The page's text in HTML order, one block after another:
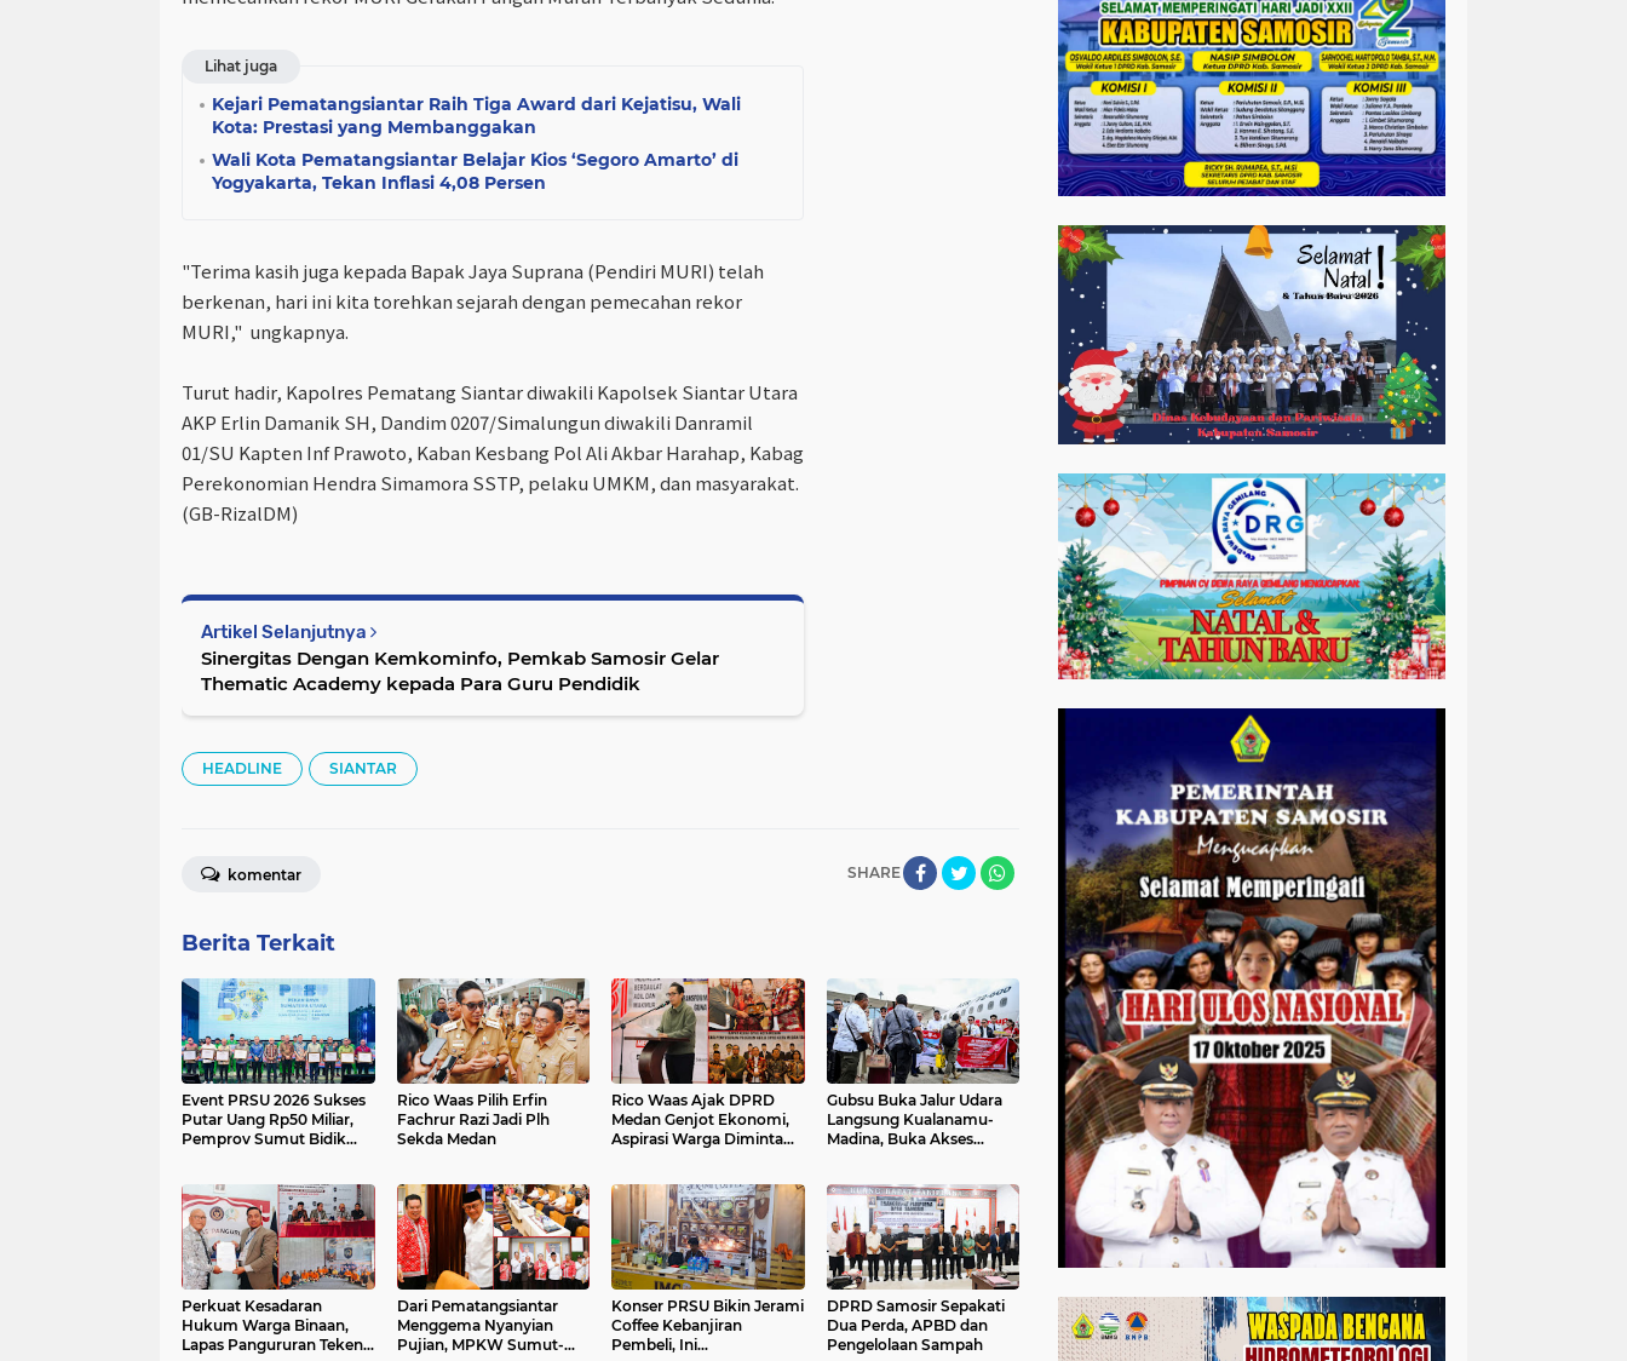
Lihat juga
Kejari Pematangsiantar Raih Tiga Award dari Kejatisu, Wali
Kota: Prestasi yang Membanggakan
Wali Kota Pematangsiantar Belajar Kios ‘Segoro Amarto’ di
Yogyakarta, Tekan Inflasi 4,08 Persen
"Terima kasih juga kepada Bapak Jaya Suprana (Pendiri MURI) telah
berkenan, hari ini kita torehkan sejarah dengan pemecahan rekor
MURI," ungkapnya.
Turut hadir, Kapolres Pematang Siantar diwakili Kapolsek Siantar Utara
AKP Erlin Damanik SH, Dandim 0207/Simalungun diwakili Danramil
01/SU Kapten Inf Prawoto, Kaban Kesbang Pol Ali Akbar Harahap, Kabag
Perekonomian Hendra Simamora SSTP, pelaku UMKM, dan masyarakat.
(GB-RizalDM)
Artikel Selanjutnya
Sinergitas Dengan Kemkominfo, Pemkab Samosir Gelar
Thematic Academy kepada Para Guru Pendidik
HEADLINE SIANTAR
SHARE
komentar
Berita Terkait
Event PRSU 2026 Sukses
Putar Uang Rp50 Miliar,
Pemprov Sumut Bidik
Rico Waas Pilih Erfin
Fachrur Razi Jadi Plh
Sekda Medan
Rico Waas Ajak DPRD
Medan Genjot Ekonomi,
Aspirasi Warga Diminta
Gubsu Buka Jalur Udara
Langsung Kualanamu-
Madina, Buka Akses
Perkuat Kesadaran
Hukum Warga Binaan,
Lapas Pangururan Teken
Dari Pematangsiantar
Menggema Nyanyian
Pujian, MPKW Sumut-
Konser PRSU Bikin Jerami
Coffee Kebanjiran
Pembeli, Ini
DPRD Samosir Sepakati
Dua Perda, APBD dan
Pengelolaan Sampah